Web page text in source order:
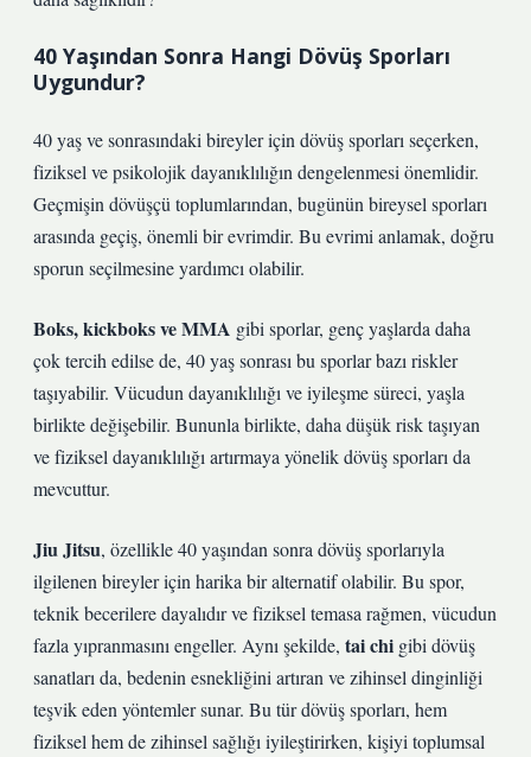
40 Yaşından Sonra Hangi Dövüş Sporları
Uygundur?
40 yaş ve sonrasındaki bireyler için dövüş sporları seçerken,
fiziksel ve psikolojik dayanıklılığın dengelenmesi önemlidir.
Geçmişin dövüşçü toplumlarından, bugünün bireysel sporları
arasında geçiş, önemli bir evrimdir. Bu evrimi anlamak, doğru
sporun seçilmesine yardımcı olabilir.
Boks, kickboks ve MMA gibi sporlar, genç yaşlarda daha
çok tercih edilse de, 40 yaş sonrası bu sporlar bazı riskler
taşıyabilir. Vücudun dayanıklılığı ve iyileşme süreci, yaşla
birlikte değişebilir. Bununla birlikte, daha düşük risk taşıyan
ve fiziksel dayanıklılığı artırmaya yönelik dövüş sporları da
mevcuttur.
Jiu Jitsu, özellikle 40 yaşından sonra dövüş sporlarıyla
ilgilenen bireyler için harika bir alternatif olabilir. Bu spor,
teknik becerilere dayalıdır ve fiziksel temasa rağmen, vücudun
fazla yıpranmasını engeller. Aynı şekilde, tai chi gibi dövüş
sanatları da, bedenin esnekliğini artıran ve zihinsel dinginliği
teşvik eden yöntemler sunar. Bu tür dövüş sporları, hem
fiziksel hem de zihinsel sağlığı iyileştirirken, kişiyi toplumsal